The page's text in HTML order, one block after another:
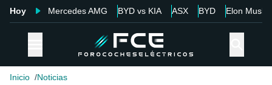
Hoy Mercedes AMG BYD vs KIA ASX BYD Elon Musk
Inicio Noticias